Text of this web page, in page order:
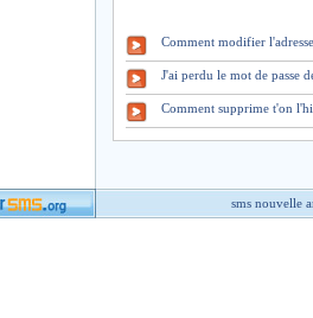
Comment modifier
J'ai perdu le mot de passe
Comment supprime t'on
sms nouvelle